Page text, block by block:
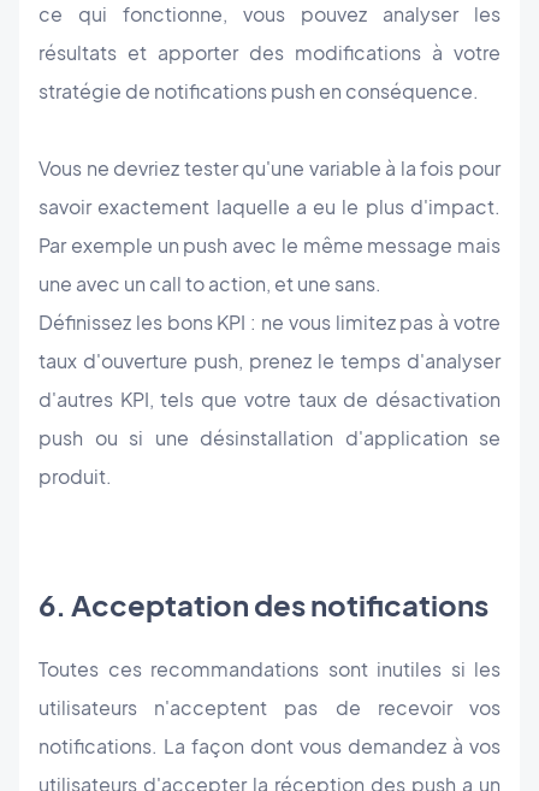
ce qui fonctionne, vous pouvez analyser les
résultats et apporter des modifications à votre
stratégie de notifications push en conséquence.
Vous ne devriez tester qu'une variable à la fois pour
savoir exactement laquelle a eu le plus d'impact.
Par exemple un push avec le même message mais
une avec un call to action, et une sans.
Définissez les bons KPI : ne vous limitez pas à votre
taux d'ouverture push, prenez le temps d'analyser
d'autres KPI, tels que votre taux de désactivation
push ou si une désinstallation d'application se
produit.
6. Acceptation des notifications
Toutes ces recommandations sont inutiles si les
utilisateurs n'acceptent pas de recevoir vos
notifications. La façon dont vous demandez à vos
utilisateurs d'accepter la réception des push a un